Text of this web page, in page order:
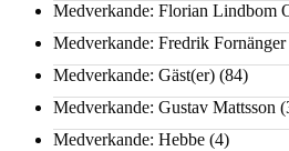
Medverkande: Florian Lindbom
Medverkande: Fredrik Fornänger
Medverkande: Gäst(er) (84)
Medverkande: Gustav Mattsson
Medverkande: Hebbe (4)